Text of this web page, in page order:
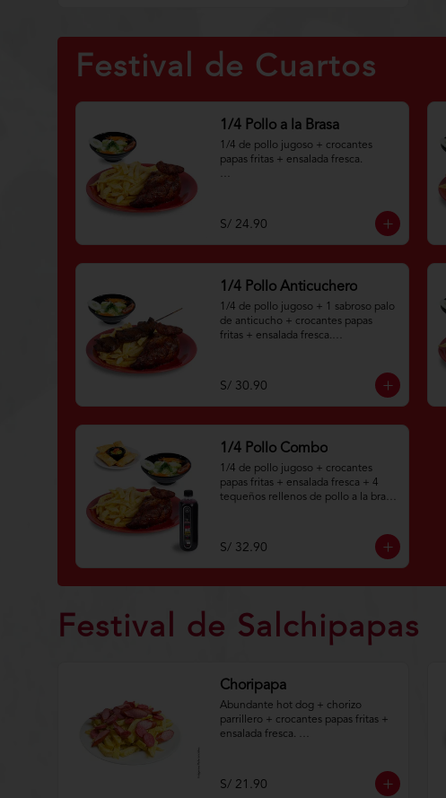
Festival de Cuartos
1/4 Pollo a la Brasa
1/4 de pollo jugoso + crocantes
papas fritas + ensalada fresca.
n.com/TYCGenerales
S/ 24.90
1/4 Pollo Anticuchero
1/4 de pollo jugoso + 1 sabroso palo
de anticucho + crocantes papas
fritas + ensalada fresca.
condiciones.https://www.lenaycarbo
n.com/TYCGenerales
S/ 30.90
1/4 Pollo Combo
1/4 de pollo jugoso + crocantes
papas fritas + ensalada fresca + 4
tequeños rellenos de pollo a la brasa
Aplica terminos y
condiciones.https://www.lenaycarbo
S/ 32.90
Festival de Salchipapas
Choripapa
Abundante hot dog + chorizo
parrillero + crocantes papas fritas +
ensalada fresca.
condiciones.https://www.lenaycarbo
n.com/TYCGenerales
S/ 21.90